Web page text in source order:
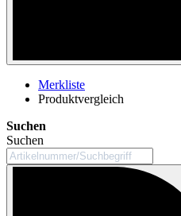
Merkliste
Produktvergleich
Suchen
Suchen